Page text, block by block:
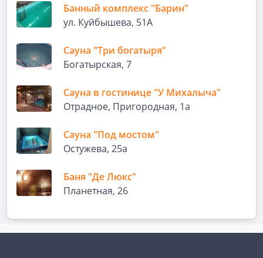
Банный комплекс "Барин"
ул. Куйбышева, 51А
Сауна "Три богатыря"
Богатырская, 7
Сауна в гостинице "У Михалыча"
Отрадное, Пригородная, 1а
Сауна "Под мостом"
Остужева, 25а
Баня "Де Люкс"
Планетная, 26